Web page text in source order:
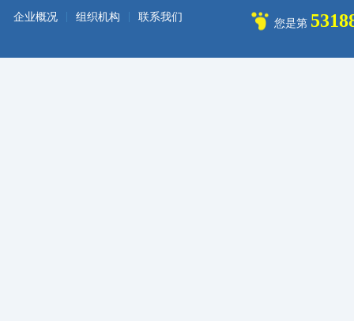
企业概况 组织机构 联系我们
您是第